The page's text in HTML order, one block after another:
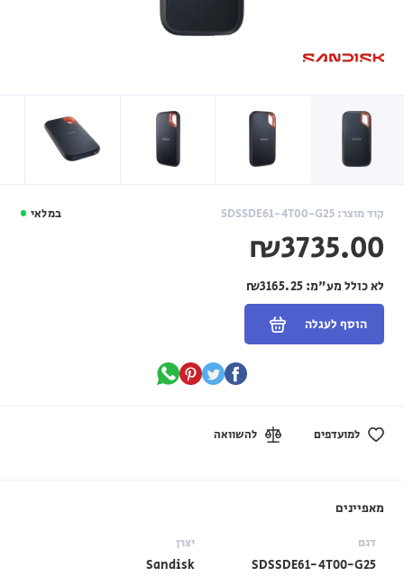
במלאי קוד מוצר: SDSSDE61-4T00-G25
₪3735.00
לא כולל מע"מ:₪3165.25
הוסף לעגלה
למועדפים להשוואה
מאפיינים
דגם
SDSSDE61-4T00-G25
יצרן
Sandisk